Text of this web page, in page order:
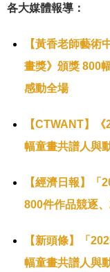
各大媒體報導：
【黃香老師藝術
畫獎》頒獎 800
感動全場
【CTWANT】
幅童畫共譜人與
【經濟日報】「
800件作品競逐
【新頭條】「
幅童畫共譜人與